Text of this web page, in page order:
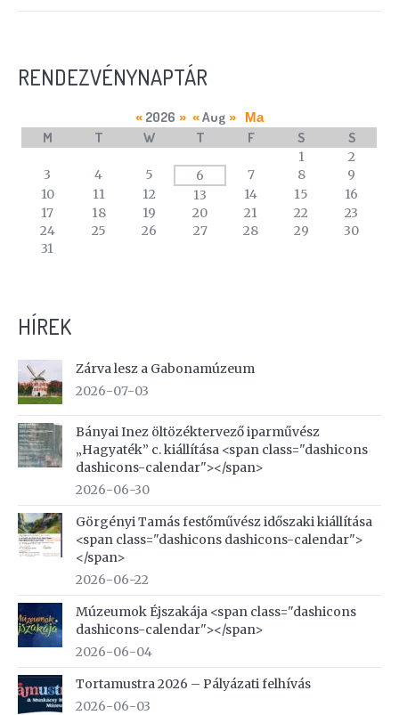
RENDEZVÉNYNAPTÁR
calendar
events
« 2026 » « Aug » Ma
M T W T F S S
1
2
3
4 5 6 7 8
9
10
11 12 13 14 15
16
17
18 19 20 21 22
23
24
25 26 27 28 29
30
31
HÍREK
Zárva lesz a Gabonamúzeum
2026-07-03
Bányai Inez öltözéktervező iparművész
„Hagyaték” c. kiállítása <span class="dashicons
dashicons-calendar"></span>
2026-06-30
Görgényi Tamás festőművész időszaki kiállítása
<span class="dashicons dashicons-calendar">
</span>
2026-06-22
Múzeumok Éjszakája <span class="dashicons
dashicons-calendar"></span>
2026-06-04
Tortamustra 2026 – Pályázati felhívás
2026-06-03